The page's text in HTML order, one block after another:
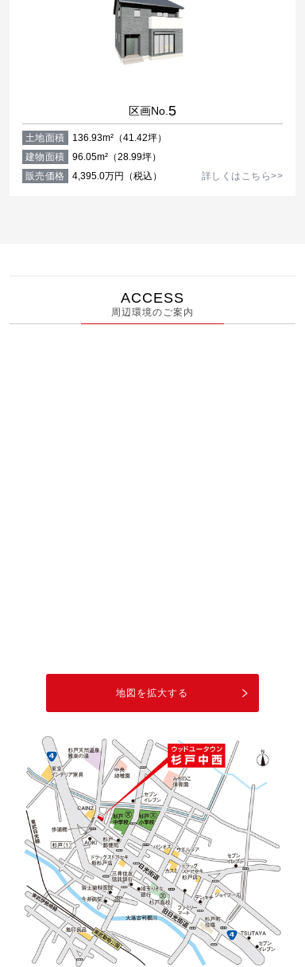
区画No. 5
土地面積
136.93m²（41.42坪）
建物面積
96.05m²（28.99坪）
販売価格
4,395.0万円（税込） 詳しくはこちら>>
ACCESS
周辺環境のご案内
地図を拡大する